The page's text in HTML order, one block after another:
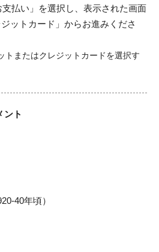
払い」を選択し、表示された画面
ットカード」からお進みくださ
ント
40年頃）